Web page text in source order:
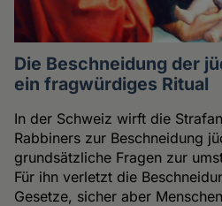
Die Beschneidung der
ein fragwürdiges Ritual
In der Schweiz wirft die
Rabbiners zur Beschneidung
grundsätzliche Fragen zur
Für ihn verletzt die
Gesetze, sicher aber